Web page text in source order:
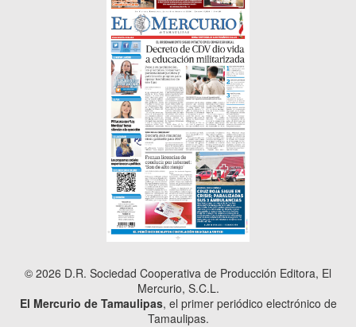
© 2026 D.R. Sociedad Cooperativa de Producción Editora, El
Mercurio, S.C.L.
El Mercurio de Tamaulipas, el primer periódico electrónico de
Tamaulipas.